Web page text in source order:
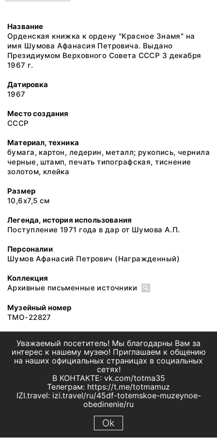
Название
Орденская книжка к ордену "Красное Знамя" на
имя Шумова Афанасия Петровича. Выдано
Президиумом Верховного Совета СССР 3 декабря
1967 г.
Датировка
1967
Место создания
СССР
Материал, техника
бумага, картон, ледерин, металл; рукопись, чернила
черные, штамп, печать типографская, тиснение
золотом, клейка
Размер
10,6х7,5 см
Легенда, история использования
Поступление 1971 года в дар от Шумова А.П.
Персоналии
Шумов Афанасий Петрович (Награжденный)
Коллекция
Архивные письменные источники
Музейный номер
ТМО-22827
Уважаемый посетитель! Мы благодарны Вам за
интерес к нашему музею! Приглашаем к общению
на наших официальных страницах в социальных
сетях!
В КОНТАКТЕ: vk.com/totma35
Телеграм: https://t.me/totmamuz
IZI.travel: izi.travel/ru/45df-totemskoe-muzeynoe-
obedinenie/ru
Ok